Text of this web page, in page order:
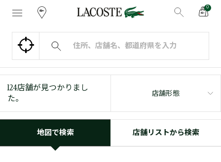
0
124店舗が見つかりまし
た。
店舗形態
地図で検索 店舗リストから検索